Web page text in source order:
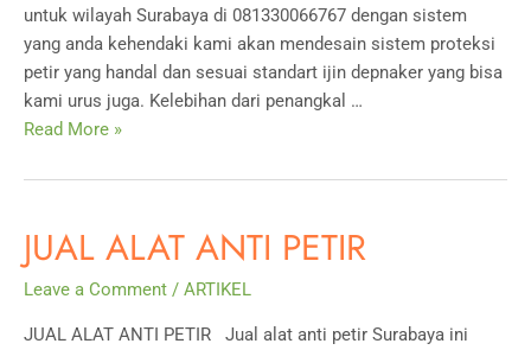
untuk wilayah Surabaya di 081330066767 dengan sistem
yang anda kehendaki kami akan mendesain sistem proteksi
petir yang handal dan sesuai standart ijin depnaker yang bisa
kami urus juga. Kelebihan dari penangkal …
Distributor
petir
Stormaster
Read More »
JUAL ALAT ANTI PETIR
Leave a Comment / ARTIKEL
JUAL ALAT ANTI PETIR Jual alat anti petir Surabaya ini